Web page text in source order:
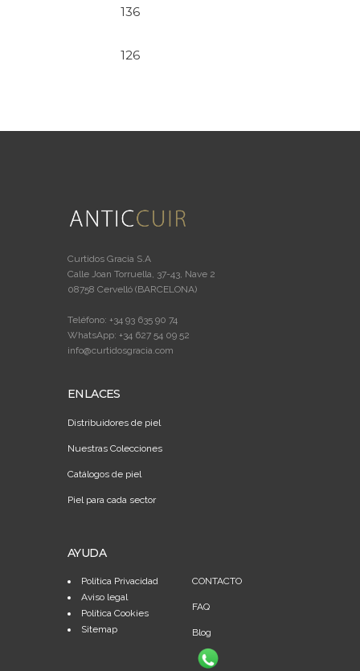
136
126
Curtidos Gracia S.A
Calle Joan Torruella, 37-43, Nave 2
08758 Cervelló (BARCELONA)
Teléfono: +34 93 635 90 74
WhatsApp: +34 627 54 09 52
info@curtidosgracia.com
ENLACES
Distribuidores de piel
Nuestras Colecciones
Catálogos de piel
Piel para cada sector
AYUDA
Política Privacidad
Aviso legal
Política Cookies
Sitemap
CONTACTO
FAQ
Blog